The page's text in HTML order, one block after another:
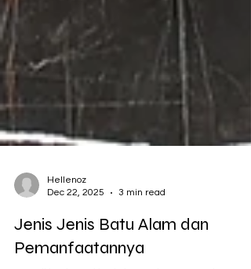
Dec 22, 2025
3 min read
Jenis Jenis Batu Alam dan